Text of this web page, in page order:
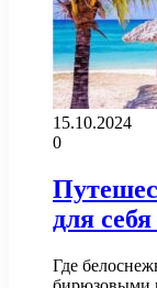
15.10.2024
0
для
Где